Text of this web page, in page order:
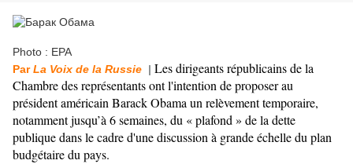
Photo : EPA
ParLa Voix de la Russie | Les dirigeants républicains de la
Chambre des représentants ont l'intention de proposer au
président américain Barack Obama un relèvement temporaire,
notamment jusqu’à 6 semaines, du « plafond » de la dette
publique dans le cadre d'une discussion à grande échelle du plan
budgétaire du pays.